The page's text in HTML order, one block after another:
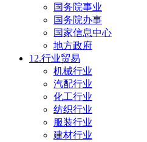
国务院事业
国务院办事
国家信息中心
地方政府
12.行业贸易
机械行业
汽配行业
化工行业
纺织行业
服装行业
建材行业